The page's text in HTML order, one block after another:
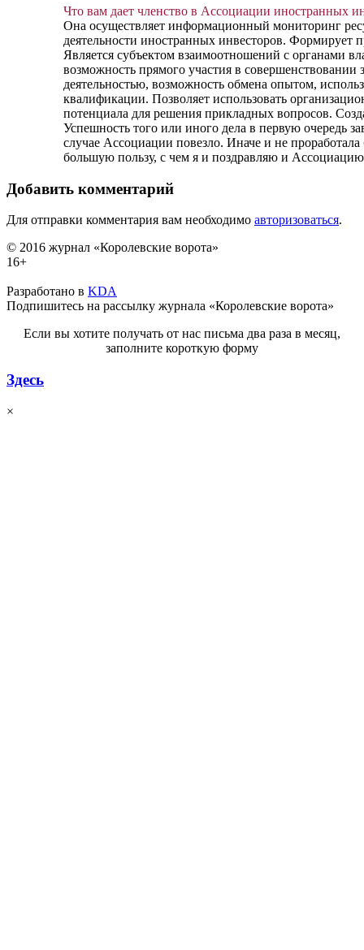
Что вам дает членство в Ассоциации иностранных
Она осуществляет информационный мониторинг
деятельности иностранных инвесторов.
Является субъектом взаимоотношений с органами
возможность прямого участия в
деятельностью, возможность обмена опытом,
квалификации. Позволяет использовать
потенциала для решения прикладных вопросов.
Успешность того или иного дела в первую очередь
случае Ассоциации повезло. Иначе и не
большую пользу, с чем я и поздравляю и
Добавить комментарий
Для отправки комментария вам необходимо авторизоваться.
© 2016 журнал «Королевские ворота»
16+
Разработано в KDA
Подпишитесь на рассылку журнала «Королевские ворота»
Если вы хотите получать от нас письма два раза в месяц,
заполните короткую форму
Здесь
×